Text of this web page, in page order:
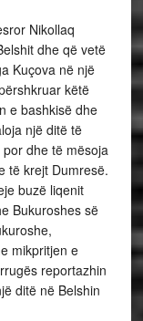
Nikollaq
dhe që vetë
Kuçova në një
këtë
e bashkisë dhe
një ditë të
dhe të mësoja
të krejt Dumresë.
buzë liqenit
Bukuroshes së
mikpritjen e
reportazhin
ditë në Belshin